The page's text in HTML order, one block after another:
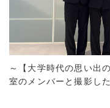
～【大学時代の思い出
室のメンバーと撮影し